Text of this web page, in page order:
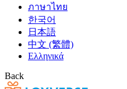
ภาษาไทย
한국어
日本語
中文 (繁體)
Ελληνικά
Back